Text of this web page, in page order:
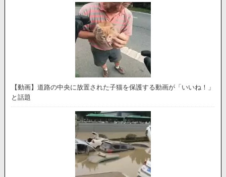
【動画】道路の中央に放置された子猫を保護する動画が「いいね！」
と話題